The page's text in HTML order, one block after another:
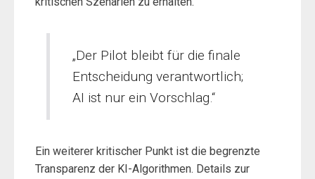
„Der Pilot bleibt für die finale
Entscheidung verantwortlich;
AI ist nur ein Vorschlag.“
Ein weiterer kritischer Punkt ist die begrenzte
Transparenz der KI-Algorithmen. Details zur